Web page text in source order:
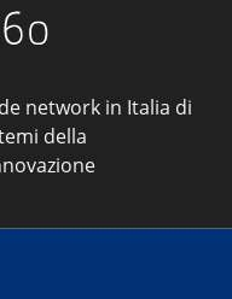
network in Italia di
della